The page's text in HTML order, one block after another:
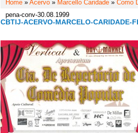
Home » Acervo » Marcello Caridade » Como
pena-conv-30.08.1999
CBTIJ-ACERVO-MARCELO-CARIDADE-